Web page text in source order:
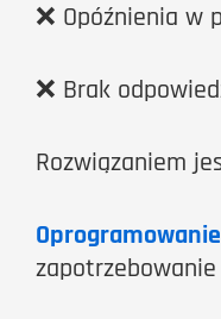
❌ Opóźnienia w
❌ Brak
Rozwiązaniem